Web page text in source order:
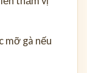
mỡ gà nếu